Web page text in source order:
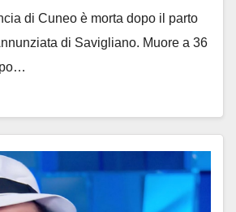
di Cuneo è morta dopo il parto
di Savigliano. Muore a 36